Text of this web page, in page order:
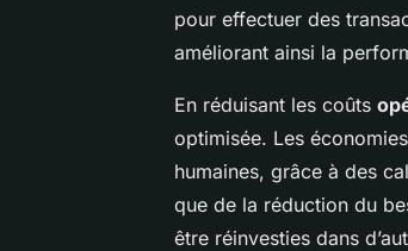
pour effectuer des
améliorant ainsi la
En réduisant les coûts
optimisée. Les
humaines, grâce à des
que de la réduction du
être réinvesties dans